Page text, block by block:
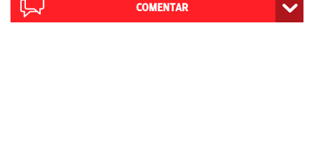
COMENTAR